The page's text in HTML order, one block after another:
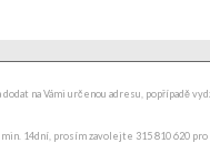
na Vámi určenou adresu, popřípadě
14dní, prosím zavolejte 315 810 620